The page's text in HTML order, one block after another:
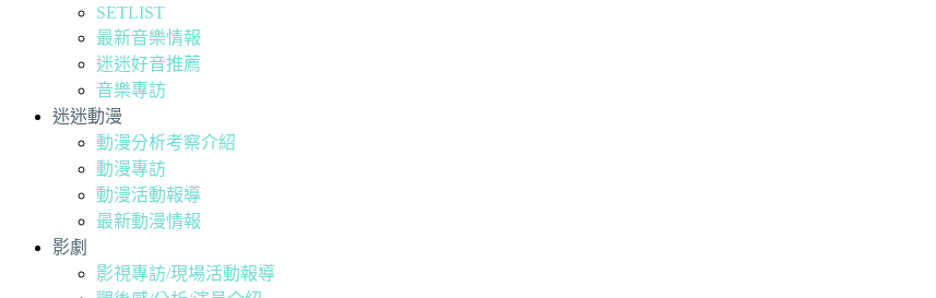
SETLIST
最新音樂情報
迷迷好音推薦
音樂專訪
迷迷動漫
動漫分析考察介紹
動漫專訪
動漫活動報導
最新動漫情報
影劇
影視專訪/現場活動報導